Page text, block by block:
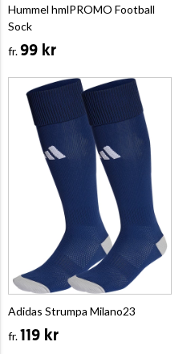
Hummel hmlPROMO Football
Sock
fr.99 kr
Adidas Strumpa Milano23
fr.119 kr